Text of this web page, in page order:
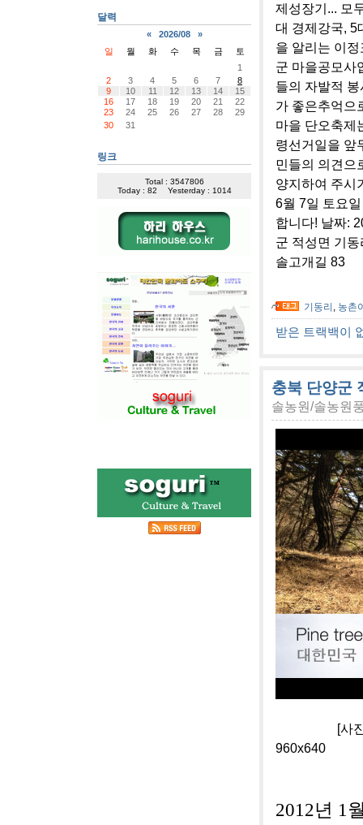
제성장기... 모
대 경제강국, 5
을 알리는 이
군 마을공모사
들의 자발적
가 좋은추억으
마을 단오축제
령선거일을 앞
민들의 의견으
양지하여 주시
6월 7일 토요
합니다! 날짜:
군 적성면 기
솔고개길 83
기동리 , 농촌
받은 트랙백이
충북 단양군
솔농원/솔농원
[사진]충북
960x640
2012년 1
달력
« 2026/08
»
일
월 화 수 목 금
토
1
2
3 4 5 6 7
8
9
10 11 12 13 14
15
16
17 18 19 20 21
22
23
24 25 26 27 28
29
30
31
링크
Total : 3547806
Today : 82
Yesterday : 1014